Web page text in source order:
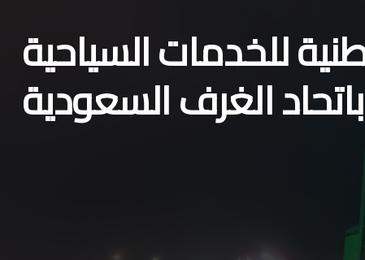
للخدمات السياحية
باتحاد الغرف السعودية